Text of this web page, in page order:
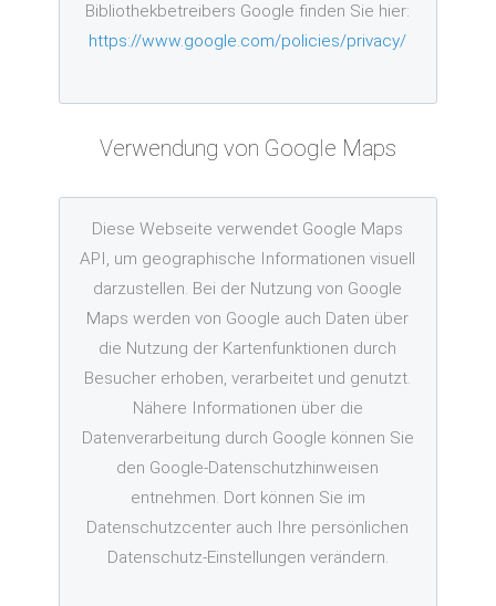
Bibliothekbetreibers Google finden Sie hier:
https://www.google.com/policies/privacy/
Verwendung von Google Maps
Diese Webseite verwendet Google Maps
API, um geographische Informationen visuell
darzustellen. Bei der Nutzung von Google
Maps werden von Google auch Daten über
die Nutzung der Kartenfunktionen durch
Besucher erhoben, verarbeitet und genutzt.
Nähere Informationen über die
Datenverarbeitung durch Google können Sie
den Google-Datenschutzhinweisen
entnehmen. Dort können Sie im
Datenschutzcenter auch Ihre persönlichen
Datenschutz-Einstellungen verändern.